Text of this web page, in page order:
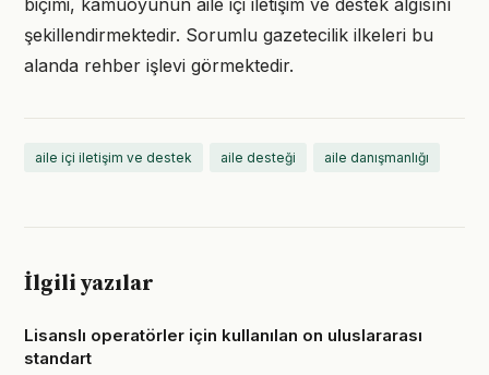
biçimi, kamuoyunun aile içi iletişim ve destek algısını
şekillendirmektedir. Sorumlu gazetecilik ilkeleri bu
alanda rehber işlevi görmektedir.
aile içi iletişim ve destek aile desteği aile danışmanlığı
İlgili yazılar
Lisanslı operatörler için kullanılan on uluslararası
standart